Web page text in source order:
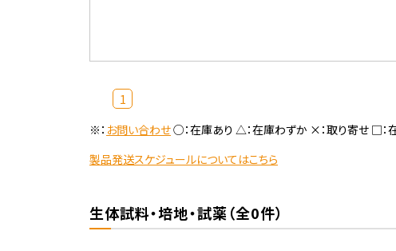
1
※： お問い合わせ○：在庫あり △：在庫わずか ×：取り寄せ □：
製品発送スケジュールについてはこちら
生体試料・培地・試薬（全0件）